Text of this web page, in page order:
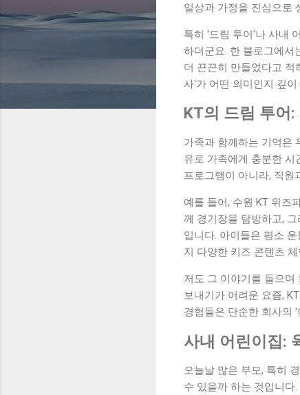
일상과 가정을 진심으로
특히 '드림 투어'나 사내
하더군요. 한 블로그에서
더 끈끈히 만들었다고 적
사'가 어떤 의미인지 깊
KT의 드림 투어
가족과 함께하는 기억은
유로 가족에게 충분한 시
프로그램이 아니라, 직원
예를 들어, 수원 KT 위즈
께 경기장을 탐방하고,
입니다. 아이들은 평소
지 다양한 키즈 콘텐츠
저도 그 이야기를 들으며
보내기가 어려운 요즘,
경험들은 단순한 회사의
사내 어린이집:
오늘날 많은 부모, 특히
수 있을까 하는 것입니다